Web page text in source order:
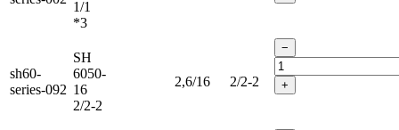
1/1
*3
sh60-
series-092
SH
6050-
16
2/2-2
2,6/16 2/2-2
−
+